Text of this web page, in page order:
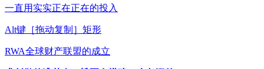
一直用实实正在正在的投入
Alt键［拖动复制］矩形
RWA全球财产联盟的成立